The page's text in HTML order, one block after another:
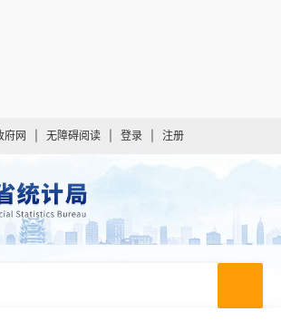
府网 无障碍阅读 登录 注册